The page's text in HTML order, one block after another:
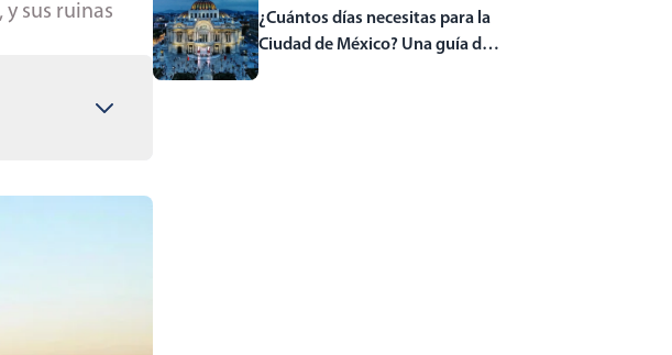
sus ruinas
¿Cuántos días necesitas para la
Ciudad de México? Una guía de